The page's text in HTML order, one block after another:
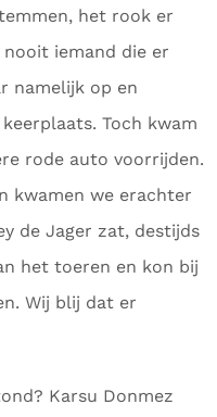
het rook er
nooit iemand die er
namelijk op en
Toch kwam
rode auto voorrijden.
kwamen we erachter
de Jager zat, destijds
het toeren en kon bij
Wij blij dat er
Karsu Donmez